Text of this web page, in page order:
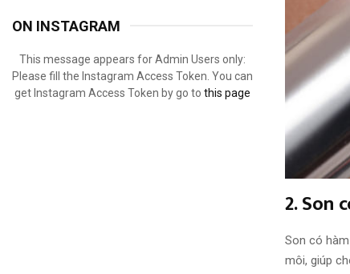
2. Son
Son có
môi, giúp
ON INSTAGRAM
This message appears for Admin Users only:
Please fill the Instagram Access Token. You can
get Instagram Access Token by go to this page